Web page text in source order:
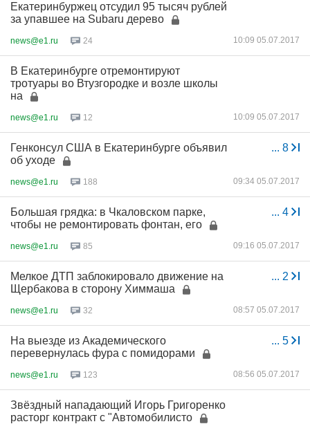
Екатеринбуржец отсудил 95 тысяч рублей
за упавшее на Subaru дерево
news@e1.ru 24 10:09 05.07.2017
В Екатеринбурге отремонтируют
тротуары во Втузгородке и возле школы
на
news@e1.ru 12 10:09 05.07.2017
... 8
Генконсул США в Екатеринбурге объявил
об уходе
news@e1.ru 188 09:34 05.07.2017
... 4
Большая грядка: в Чкаловском парке,
чтобы не ремонтировать фонтан, его
news@e1.ru 85 09:16 05.07.2017
... 2
Мелкое ДТП заблокировало движение на
Щербакова в сторону Химмаша
news@e1.ru 32 08:57 05.07.2017
... 5
На выезде из Академического
перевернулась фура с помидорами
news@e1.ru 123 08:56 05.07.2017
Звёздный нападающий Игорь Григоренко
расторг контракт с "Автомобилисто